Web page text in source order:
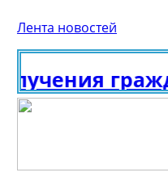
Лента новостей